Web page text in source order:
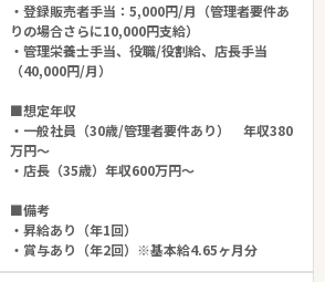
す 駅から探す
・登録販売者手当：5,000円/月（管理者要件あ
りの場合さらに10,000円支給）
・管理栄養士手当、役職/役割給、店長手当
（40,000円/月）
■想定年収
・一般社員（30歳/管理者要件あり） 年収380
万円～
・店長（35歳）年収600万円～
■備考
・昇給あり（年1回）
・賞与あり（年2回）※基本給4.65ヶ月分